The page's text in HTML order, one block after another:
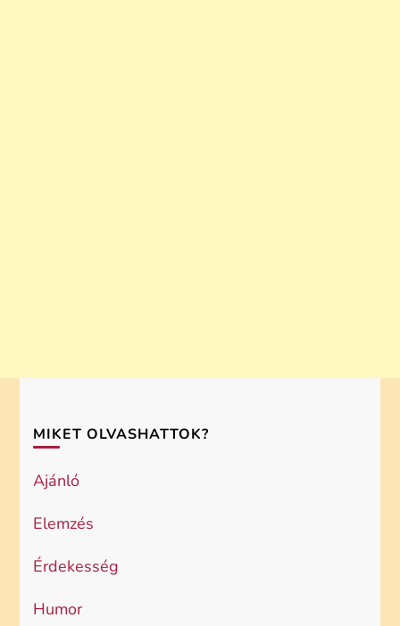
MIKET OLVASHATTOK?
Ajánló
Elemzés
Érdekesség
Humor